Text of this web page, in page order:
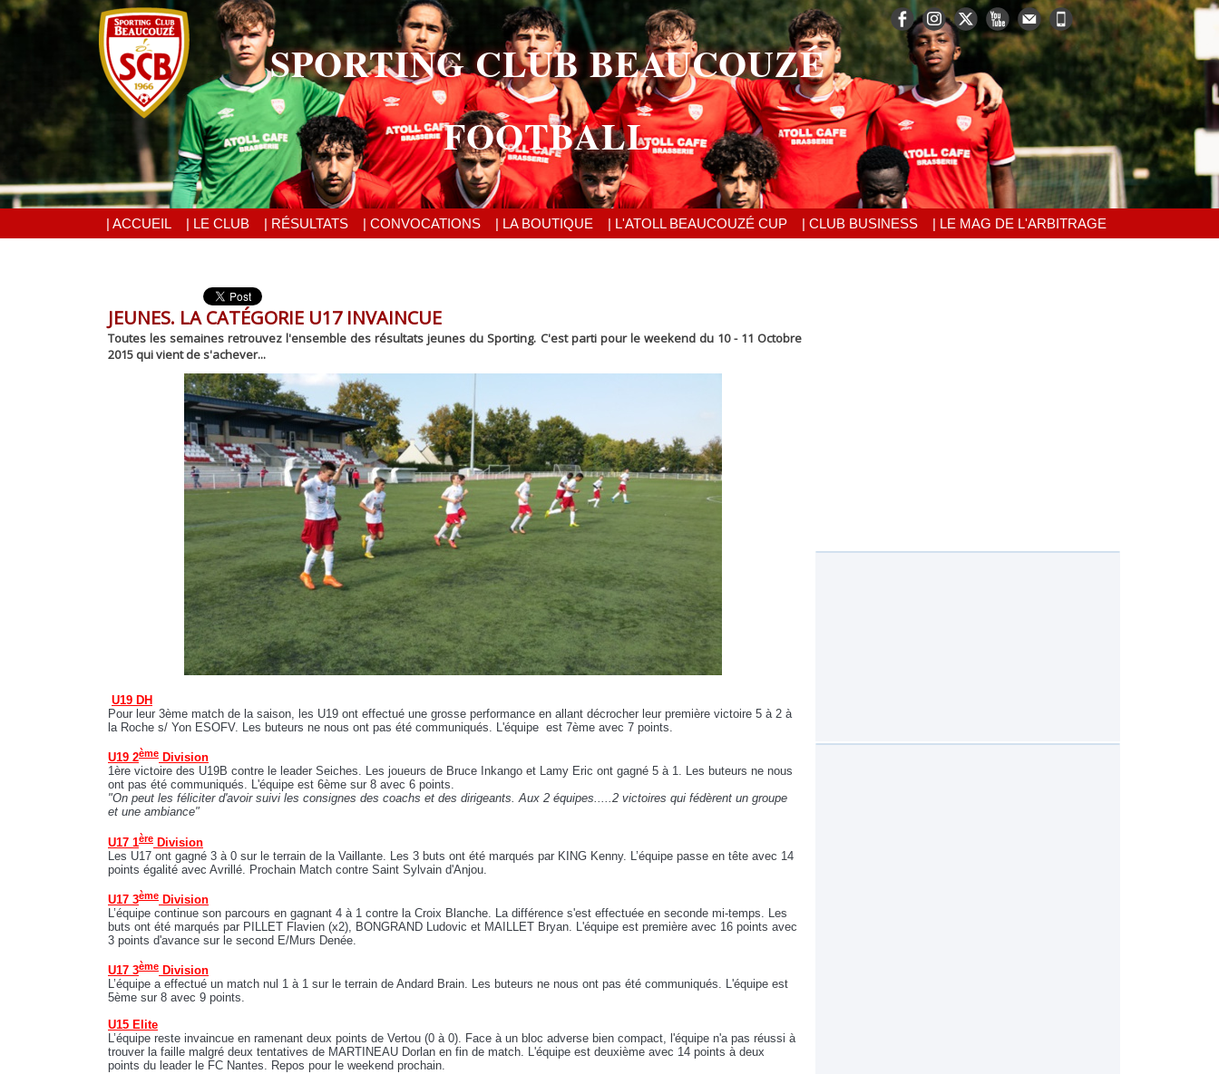
SPORTING CLUB BEAUCOUZÉ
FOOTBALL
| ACCUEIL | LE CLUB | RÉSULTATS | CONVOCATIONS | LA BOUTIQUE | L'ATOLL BEAUCOUZÉ CUP | CLUB BUSINESS | LE MAG DE L'ARBITRAGE
JEUNES. LA CATÉGORIE U17 INVAINCUE
Toutes les semaines retrouvez l'ensemble des résultats jeunes du Sporting. C'est parti pour le weekend du 10 - 11 Octobre
2015 qui vient de s'achever...
U19 DH
Pour leur 3ème match de la saison, les U19 ont effectué une grosse performance en allant décrocher leur première victoire 5 à 2 à
la Roche s/ Yon ESOFV. Les buteurs ne nous ont pas été communiqués. L'équipe est 7ème avec 7 points.
U19 2ème Division
1ère victoire des U19B contre le leader Seiches. Les joueurs de Bruce Inkango et Lamy Eric ont gagné 5 à 1. Les buteurs ne nous
ont pas été communiqués. L'équipe est 6ème sur 8 avec 6 points.
"On peut les féliciter d'avoir suivi les consignes des coachs et des dirigeants. Aux 2 équipes.....2 victoires qui fédèrent un groupe
et une ambiance"
U17 1ère Division
Les U17 ont gagné 3 à 0 sur le terrain de la Vaillante. Les 3 buts ont été marqués par KING Kenny. L’équipe passe en tête avec 14
points égalité avec Avrillé. Prochain Match contre Saint Sylvain d'Anjou.
U17 3ème Division
L’équipe continue son parcours en gagnant 4 à 1 contre la Croix Blanche. La différence s'est effectuée en seconde mi-temps. Les
buts ont été marqués par PILLET Flavien (x2), BONGRAND Ludovic et MAILLET Bryan. L'équipe est première avec 16 points avec
3 points d'avance sur le second E/Murs Denée.
U17 3ème Division
L’équipe a effectué un match nul 1 à 1 sur le terrain de Andard Brain. Les buteurs ne nous ont pas été communiqués. L'équipe est
5ème sur 8 avec 9 points.
U15 Elite
L’équipe reste invaincue en ramenant deux points de Vertou (0 à 0). Face à un bloc adverse bien compact, l'équipe n'a pas réussi à
trouver la faille malgré deux tentatives de MARTINEAU Dorlan en fin de match. L'équipe est deuxième avec 14 points à deux
points du leader le FC Nantes. Repos pour le weekend prochain.